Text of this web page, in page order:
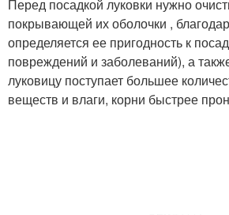
Перед посадкой луковки нужно
покрывающей их оболочки ,
определяется ее пригодность к
повреждений и заболеваний), а
луковицу поступает большее
веществ и влаги, корни быстрее